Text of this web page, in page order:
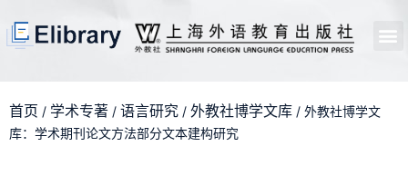
首页 / 学术专著 / 语言研究 / 外教社博学文库 / 外教社博学文
库：学术期刊论文方法部分文本建构研究